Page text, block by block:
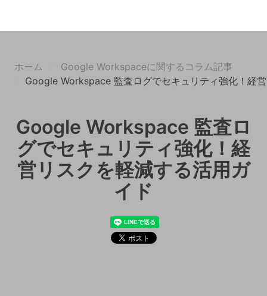
ホーム
Google Workspaceに関するコラム記事
Google Workspace 監査ログでセキュリティ強化！経
Google Workspace 監査ロ
グでセキュリティ強化！経
営リスクを軽減する活用ガ
イド